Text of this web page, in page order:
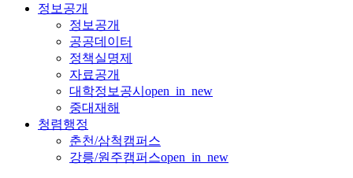
정보공개
정보공개
공공데이터
정책실명제
자료공개
대학정보공시 open_in_new
중대재해
청렴행정
춘천/삼척캠퍼스
강릉/원주캠퍼스open_in_new